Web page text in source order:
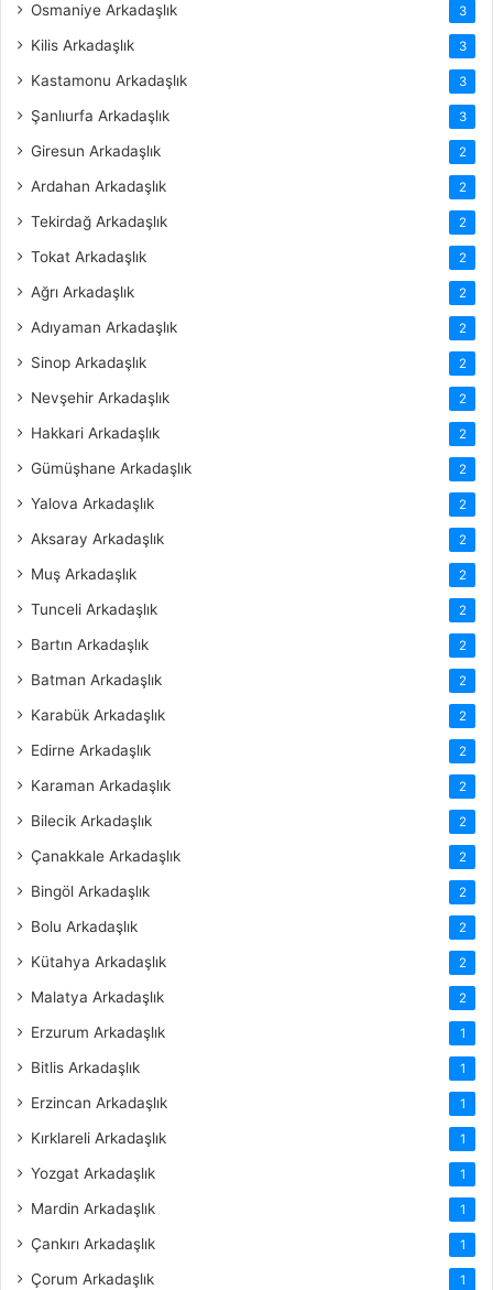
Osmaniye Arkadaşlık 3
Kilis Arkadaşlık 3
Kastamonu Arkadaşlık 3
Şanlıurfa Arkadaşlık 3
Giresun Arkadaşlık 2
Ardahan Arkadaşlık 2
Tekirdağ Arkadaşlık 2
Tokat Arkadaşlık 2
Ağrı Arkadaşlık 2
Adıyaman Arkadaşlık 2
Sinop Arkadaşlık 2
Nevşehir Arkadaşlık 2
Hakkari Arkadaşlık 2
Gümüşhane Arkadaşlık 2
Yalova Arkadaşlık 2
Aksaray Arkadaşlık 2
Muş Arkadaşlık 2
Tunceli Arkadaşlık 2
Bartın Arkadaşlık 2
Batman Arkadaşlık 2
Karabük Arkadaşlık 2
Edirne Arkadaşlık 2
Karaman Arkadaşlık 2
Bilecik Arkadaşlık 2
Çanakkale Arkadaşlık 2
Bingöl Arkadaşlık 2
Bolu Arkadaşlık 2
Kütahya Arkadaşlık 2
Malatya Arkadaşlık 2
Erzurum Arkadaşlık 1
Bitlis Arkadaşlık 1
Erzincan Arkadaşlık 1
Kırklareli Arkadaşlık 1
Yozgat Arkadaşlık 1
Mardin Arkadaşlık 1
Çankırı Arkadaşlık 1
Çorum Arkadaşlık 1